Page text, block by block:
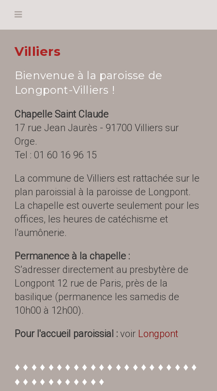
Villiers
Bienvenue à la paroisse de
Longpont-Villiers !
Chapelle Saint Claude
17 rue Jean Jaurès - 91700 Villiers sur
Orge.
Tel : 01 60 16 96 15
La commune de Villiers est rattachée sur le
plan paroissial à la paroisse de Longpont.
La chapelle est ouverte seulement pour les
offices, les heures de catéchisme et
l'aumônerie.
Permanence à la chapelle :
S’adresser directement au presbytère de
Longpont 12 rue de Paris, près de la
basilique (permanence les samedis de
10h00 à 12h00).
Pour l'accueil paroissial : voir Longpont
♦ ♦ ♦ ♦ ♦ ♦ ♦ ♦ ♦ ♦ ♦ ♦ ♦ ♦ ♦ ♦ ♦ ♦ ♦ ♦ ♦ ♦
♦ ♦ ♦ ♦ ♦ ♦ ♦ ♦ ♦ ♦ ♦